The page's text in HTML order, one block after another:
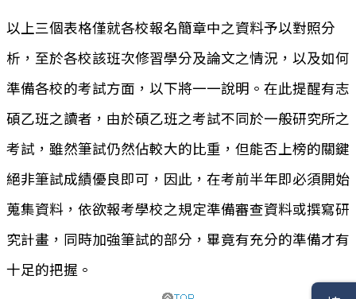
以上三個表格僅就各校報名簡章中之資料予以對照分
析，至於各校該班次修習學分及論文之情況，以及如何
準備各校的考試方面，以下將一一說明。在此提醒有志
碩乙班之讀者，由於碩乙班之考試不同於一般研究所之
考試，雖然筆試仍然佔較大的比重，但能否上榜的關鍵
絕非筆試成績優良即可，因此，在考前半年即必須開始
蒐集資料，依欲報考學校之規定準備審查資料或撰寫研
究計畫，同時加強筆試的部分，畢竟有充分的準備才有
十足的把握。